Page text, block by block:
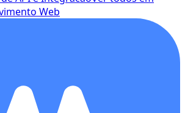
Web